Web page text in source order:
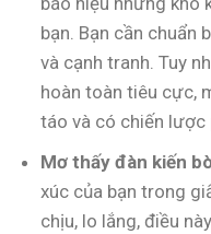
bạn. Bạn cần chuẩn
và cạnh tranh. Tuy
hoàn toàn tiêu cực,
táo và có chiến lược
Mơ thấy đàn kiến
xúc của bạn trong
chịu, lo lắng, điều